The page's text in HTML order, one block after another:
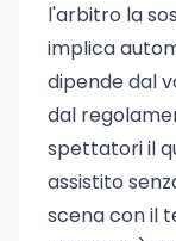
l'arbitro la
implica
dipende dal
dal
spettatori il
assistito
scena con il